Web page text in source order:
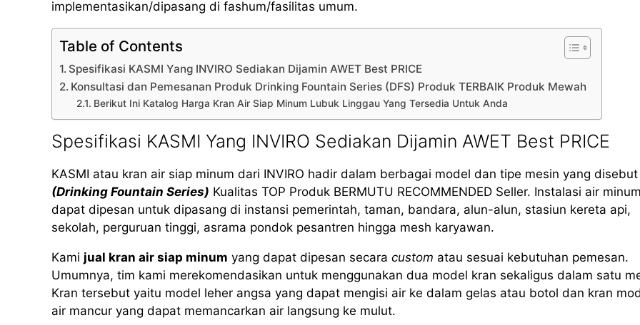
implementasikan/dipasang di fashum/fasilitas umum.
Table of Contents
Spesifikasi KASMI Yang INVIRO Sediakan Dijamin AWET Best PRICE
Konsultasi dan Pemesanan Produk Drinking Fountain Series (DFS) Produk TERBAIK Produk Mewah
Berikut Ini Katalog Harga Kran Air Siap Minum Lubuk Linggau Yang Tersedia Untuk Anda
Spesifikasi KASMI Yang INVIRO Sediakan Dijamin AWET Best PRICE
KASMI atau kran air siap minum dari INVIRO hadir dalam berbagai model dan tipe mesin yang disebut
(Drinking Fountain Series) Kualitas TOP Produk BERMUTU RECOMMENDED Seller. Instalasi air
dapat dipesan untuk dipasang di instansi pemerintah, taman, bandara, alun-alun, stasiun kereta api,
sekolah, perguruan tinggi, asrama pondok pesantren hingga mesh karyawan.
Kami jual kran air siap minum yang dapat dipesan secara custom atau sesuai kebutuhan pemesan.
Umumnya, tim kami merekomendasikan untuk menggunakan dua model kran sekaligus dalam satu
Kran tersebut yaitu model leher angsa yang dapat mengisi air ke dalam gelas atau botol dan kran
air mancur yang dapat memancarkan air langsung ke mulut.